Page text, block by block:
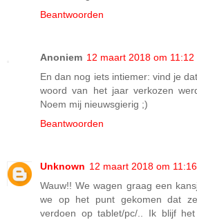
Beantwoorden
Anoniem 12 maart 2018 om 11:12
En dan nog iets intiemer: vind je
woord van het jaar verkozen
Noem mij nieuwsgierig ;)
Beantwoorden
Unknown 12 maart 2018 om 11:16
Wauw!! We wagen graag een
we op het punt gekomen dat
verdoen op tablet/pc/.. Ik blijf